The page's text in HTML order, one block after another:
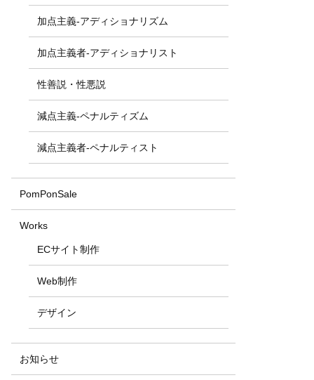
加点主義-アディショナリズム
加点主義者-アディショナリスト
性善説・性悪説
減点主義-ペナルティズム
減点主義者-ペナルティスト
PomPonSale
Works
ECサイト制作
Web制作
デザイン
お知らせ